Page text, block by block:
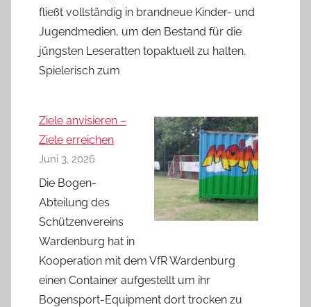
fließt vollständig in brandneue Kinder- und
Jugendmedien, um den Bestand für die
jüngsten Leseratten topaktuell zu halten.
Spielerisch zum
Ziele anvisieren –
Ziele erreichen
Juni 3, 2026
Die Bogen-
Abteilung des
Schützenvereins
Wardenburg hat in
Kooperation mit dem VfR Wardenburg
einen Container aufgestellt um ihr
Bogensport-Equipment dort trocken zu